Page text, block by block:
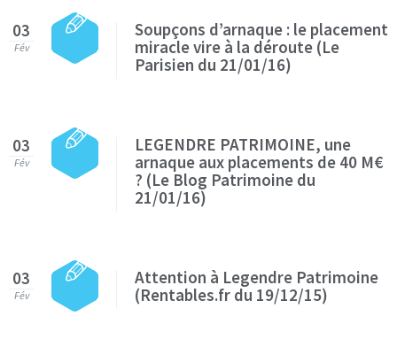
03
Fév
Soupçons d’arnaque : le placement
miracle vire à la déroute (Le
Parisien du 21/01/16)
03
Fév
LEGENDRE PATRIMOINE, une
arnaque aux placements de 40 M€
? (Le Blog Patrimoine du
21/01/16)
03
Fév
Attention à Legendre Patrimoine
(Rentables.fr du 19/12/15)